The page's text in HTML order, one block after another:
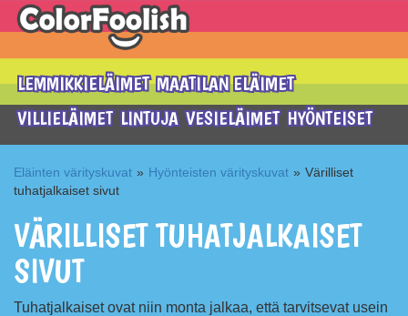
LEMMIKKIELÄIMET MAATILAN ELÄIMET
VILLIELÄIMET LINTUJA VESIELÄIMET HYÖNTEISET
Eläinten värityskuvat » Hyönteisten värityskuvat » Värilliset
tuhatjalkaiset sivut
VÄRILLISET TUHATJALKAISET
SIVUT
Tuhatjalkaiset ovat niin monta jalkaa, että tarvitsevat usein